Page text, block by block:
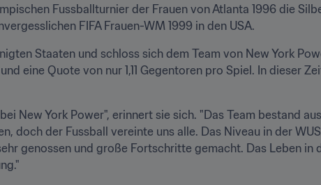
Fussballturnier der Frauen von Atlanta 1996 die
FIFA Frauen-WM 1999 in den USA.
Staaten und schloss sich dem Team von New York
eine Quote von nur 1,11 Gegentoren pro Spiel. In dieser
New York Power", erinnert sie sich. "Das Team bestand
doch der Fussball vereinte uns alle. Das Niveau in der
genossen und große Fortschritte gemacht. Das Leben in